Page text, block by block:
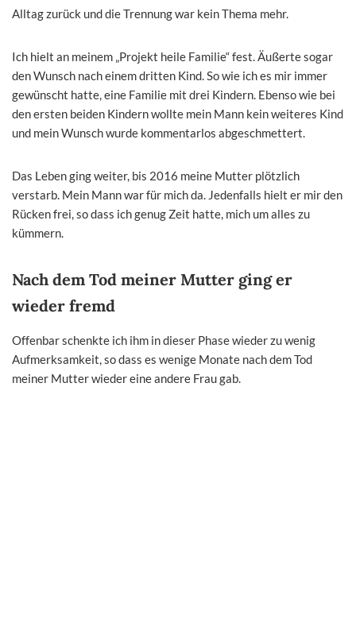
Alltag zurück und die Trennung war kein Thema mehr.
Ich hielt an meinem „Projekt heile Familie“ fest. Äußerte sogar
den Wunsch nach einem dritten Kind. So wie ich es mir immer
gewünscht hatte, eine Familie mit drei Kindern. Ebenso wie bei
den ersten beiden Kindern wollte mein Mann kein weiteres Kind
und mein Wunsch wurde kommentarlos abgeschmettert.
Das Leben ging weiter, bis 2016 meine Mutter plötzlich
verstarb. Mein Mann war für mich da. Jedenfalls hielt er mir den
Rücken frei, so dass ich genug Zeit hatte, mich um alles zu
kümmern.
Nach dem Tod meiner Mutter ging er
wieder fremd
Offenbar schenkte ich ihm in dieser Phase wieder zu wenig
Aufmerksamkeit, so dass es wenige Monate nach dem Tod
meiner Mutter wieder eine andere Frau gab.